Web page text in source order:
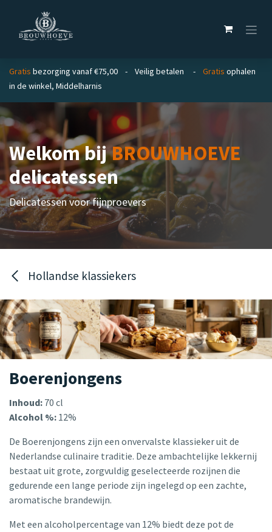
Overslaan naar inhoud
Gratis bezorging vanaf €75,00 - Veilig betalen - Gratis ophalen
in de winkel, Middelharnis
Welkom bijBROUWHOEVE
delicatessen
Delicatessen voor fijnproevers
Hollandse klassiekers
Boerenjongens
Inhoud: 70 cl
Alcohol %: 12%
De Boerenjongens zijn een onvervalste klassieker uit de
Nederlandse culinaire traditie. Deze ambachtelijke lekkernij
bestaat uit grote, zorgvuldig geselecteerde rozijnen die
gedurende een lange periode zijn ingelegd op een zachte,
aromatische brandewijn.
Met een alcoholpercentage van 12% biedt deze pot de